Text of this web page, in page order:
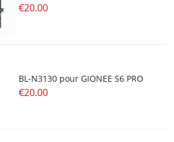
€20.00
BL-N3130 pour GIONEE S6 PRO
€20.00